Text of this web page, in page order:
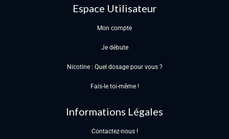
Espace Utilisateur
Mon compte
Je débute
Nicotine : Quel dosage pour vous ?
Fais-le toi-même !
Informations Légales
Contactez-nous !